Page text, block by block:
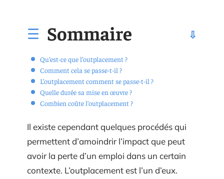
Sommaire
Qu’est-ce que l’outplacement ?
Comment cela se passe-t-il ?
L’outplacement comment se passe-t-il ?
Quelle durée sa mise en œuvre ?
Combien coûte l’outplacement ?
Il existe cependant quelques procédés qui
permettent d’amoindrir l’impact que peut
avoir la perte d’un emploi dans un certain
contexte. L’outplacement est l’un d’eux.